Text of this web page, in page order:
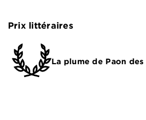
Prix littéraires
La plume de Paon